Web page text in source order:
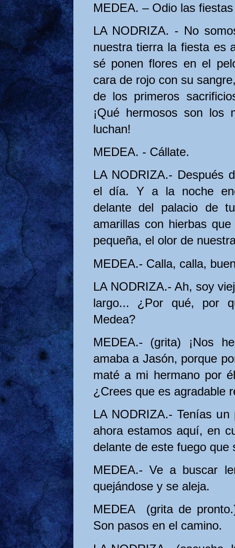
MEDEA. – Odio las
LA NODRIZA. - No
nuestra tierra la fiesta es
sé ponen flores en el
cara de rojo con su
de los primeros
¡Qué hermosos son los
luchan!
MEDEA. - Cállate.
LA NODRIZA.- Después
el día. Y a la noche
delante del palacio de
amarillas con hierbas
pequeña, el olor de
MEDEA.- Calla, calla,
LA NODRIZA.- Ah, soy
largo... ¿Por qué, por
Medea?
MEDEA.- (grita) ¡Nos
amaba a Jasón, porque
maté a mi hermano por
¿Crees que es agradable
LA NODRIZA.- Tenías
ahora estamos aquí, en
delante de este fuego que
MEDEA.- Ve a buscar
quejándose y se aleja.
MEDEA (grita de
Son pasos en el camino.